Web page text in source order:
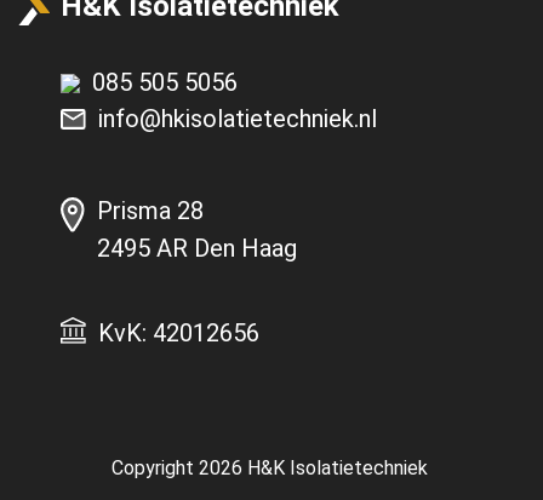
085 505 5056
info@hkisolatietechniek.nl
Prisma 28
2495 AR Den Haag
KvK: 42012656
Copyright 2026 H&K Isolatietechniek